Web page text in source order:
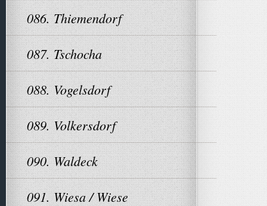
086. Thiemendorf
087. Tschocha
088. Vogelsdorf
089. Volkersdorf
090. Waldeck
091. Wiesa / Wiese